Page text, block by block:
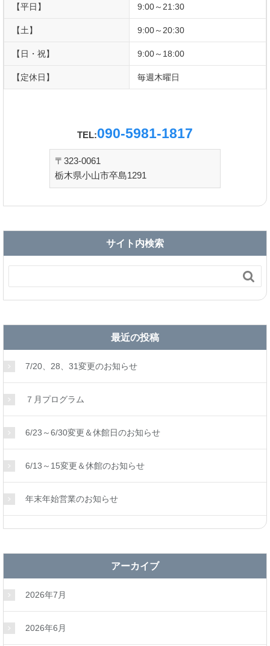
【平日】 9:00～21:30
【土】 9:00～20:30
【日・祝】 9:00～18:00
【定休日】 毎週木曜日
TEL:090-5981-1817
〒323-0061
栃木県小山市卒島1291
サイト内検索

最近の投稿
7/20、28、31変更のお知らせ
７月プログラム
6/23～6/30変更＆休館日のお知らせ
6/13～15変更＆休館のお知らせ
年末年始営業のお知らせ
アーカイブ
2026年7月
2026年6月